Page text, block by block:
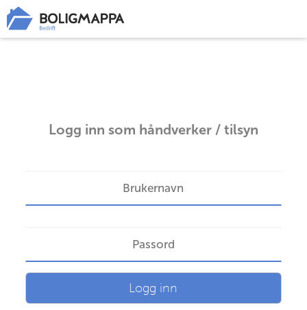
Logg inn som håndverker / tilsyn
Logg inn